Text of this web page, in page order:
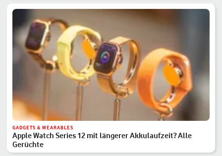
GADGETS & WEARABLES
Apple Watch Series 12 mit längerer Akkulaufzeit? Alle
Gerüchte